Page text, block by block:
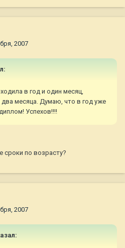
2007
в год и один месяц,
месяца. Думаю, что в год уже
Успехов!!!!
сроки по возрасту?
2007